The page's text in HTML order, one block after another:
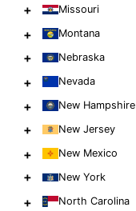
+ Missouri
+ Montana
+ Nebraska
+ Nevada
+ New Hampshire
+ New Jersey
+ New Mexico
+ New York
+ North Carolina